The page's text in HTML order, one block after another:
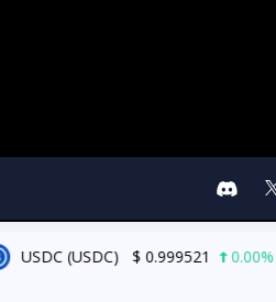
$0.999521 0.00% XRP (XRP)